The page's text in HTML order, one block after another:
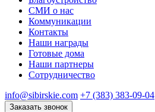
СМИ о нас
Коммуникации
Контакты
Наши награды
Готовые дома
Наши партнеры
Сотрудничество
info@sibirskie.com +7 (383) 383-09-04
Заказать звонок